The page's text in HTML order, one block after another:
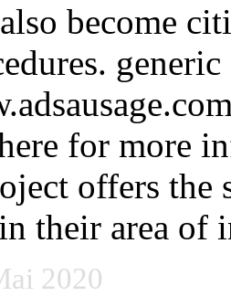
become
for more
offers
their area of
2020